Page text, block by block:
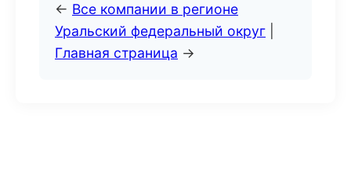
← Все компании в регионе
Уральский федеральный округ
Главная страница →